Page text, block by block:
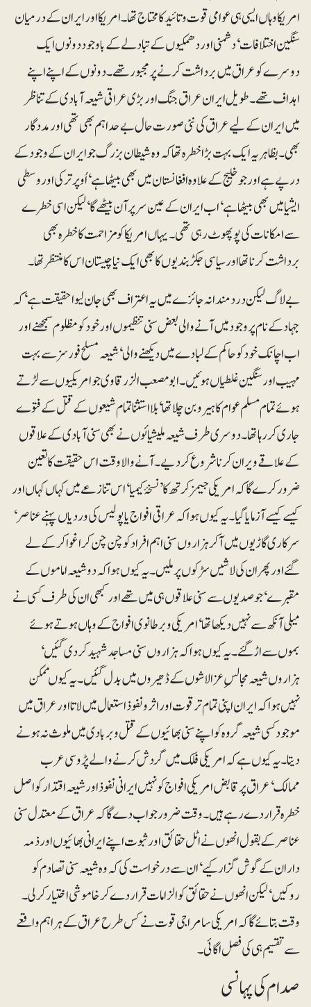
امریکا وہاں ایسی ہی عوامی قوت و تائید کا محتاج تھا۔ امریکا اور ایران کے درمیان
سنگین اختلافات‘ دشمنی اور دھمکیوں کے تبادلے کے باوجود دونوں ایک
دوسرے کو عراق میں برداشت کرنے پر مجبور تھے۔ دونوں کے اپنے اپنے
اہداف تھے۔ طویل ایران عراق جنگ اور بڑی عراقی شیعہ آبادی کے تناظر
میں ایران کے لیے عراق کی نئی صورت حال بے حد اہم بھی تھی اور مددگار
بھی۔ بظاہر یہ ایک بہت بڑا خطرہ تھا کہ وہ شیطان بزرگ جو ایران کے وجود کے
درپے ہے اور جو خلیج کے علاوہ افغانستان میں بھی بیٹھا ہے‘ اُوپر ترکی اور وسطی
ایشیا میں بھی بیٹھا ہے‘ اب ایران کے عین سر پر آن بیٹھے گا‘ لیکن اسی خطرے
سے امکانات کی پو پھوٹ رہی تھی۔ یہاں امریکا کو مزاحمت کا خطرہ بھی
برداشت کرنا تھا اور سیاسی جکڑبندیوں کا بھی ایک نیا چیستان اس کا منتظر تھا۔
بے لاگ لیکن دردمندانہ جائزے میں یہ اعتراف بھی جان لیوا حقیقت ہے‘ کہ
جہاد کے نام پر وجود میں آنے والی بعض سنی تنظیموں اور خود کو مظلوم سمجھنے اور
اب اچانک خود کو حاکم کے لبادے میں دیکھنے والی‘ شیعہ مسلح فورسز سے بہت
مہیب اور سنگین غلطیاں ہوئیں۔ ابومصعب الزرقاوی جو امریکیوں سے لڑتے
ہوئے تمام مسلم عوام کا ہیرو بن چلا تھا‘ بلااستثنا تمام شیعوں کے قتل کے فتوے
جاری کر رہا تھا۔ دوسری طرف شیعہ ملیشیائوں نے بھی سنی آبادی کے علاقوں
کے علاقے ویران کرنا شروع کر دیے۔ آنے والا وقت اس حقیقت کا تعین
ضرور کرے گا کہ امریکی جیمز کرتھ کا ’نسخۂ کیمیا‘ اس تنازعے میں کہاں کہاں اور
کیسے کیسے آزمایا گیا۔ یہ کیوں ہوا کہ عراقی افواج یا پولیس کی وردیاں پہنے عناصر‘
سرکاری گاڑیوں میں آکر ہزاروں سنی اہم افراد کو چن چن کر اغوا کر کے لے
گئے اور پھر ان کی لاشیں سڑکوں پر ملیں۔ یہ کیوں ہوا کہ دو شیعہ اماموں کے
مقبرے‘ جو صدیوں سے سنی علاقوں ہی میں تھے اور کبھی ان کی طرف کسی نے
میلی آنکھ سے نہیں دیکھا تھا‘ امریکی و برطانوی افواج کے وہاں ہوتے ہوئے
بموں سے اڑ گئے۔ یہ کیوں ہوا کہ ہزاروں سنی مساجد شہید کر دی گئیں‘
ہزاروں شیعہ مجالسِ عزا لاشوں کے ڈھیروں میں بدل گئیں۔ یہ کیوںممکن
نہیں ہوا کہ ایران اپنی تمام تر قوت اور اثرونفوذ استعمال میں لاتا اور عراق میں
موجود کسی شیعہ گروہ کو اپنے سنی بھائیوں کے قتل و بربادی میں ملوث نہ ہونے
دیتا۔ یہ کیوں ہے کہ امریکی فلک میں گردش کرنے والے پڑوسی عرب
ممالک‘ عراق پر قابض امریکی افواج کو نہیں ایرانی نفوذ اور شیعہ اقتدار کو اصل
خطرہ قرار دے رہے ہیں۔ وقت ضرور جواب دے گا کہ عراق کے معتدل سنی
عناصر کے بقول انھوں نے اٹل حقائق اور ثبوت اپنے ایرانی بھائیوں اور ذمہ
داران کے گوش گزار کیے‘ان سے درخواست کی کہ وہ شیعہ سنی تصادم کو
روکیں‘ لیکن انھوں نے حقائق کو الزامات قرار دے کر خاموشی اختیار کرلی۔
وقت بتائے گا کہ امریکی سامراجی قوت نے کس طرح عراق کے ہر اہم واقعے
سے تقسیم ہی کی فصل اگائی۔
صدام کی پہانسی